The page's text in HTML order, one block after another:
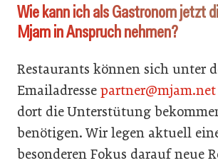
Wie kann ich als Gastronom jetzt
Mjam in Anspruch nehmen?
Restaurants können sich unter
Emailadresse partner@mjam.net
dort die Unterstütung
benötigen. Wir legen aktuell
besonderen Fokus darauf neue